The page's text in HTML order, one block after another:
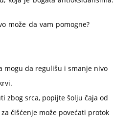
može da vam pomogne?
mogu da regulišu i smanje nivo
zbog srca, popijte šolju čaja od
čišćenje može povećati protok